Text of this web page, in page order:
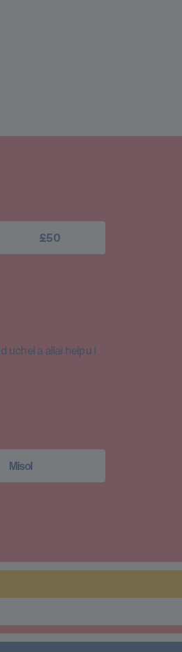
£50
uchel a allai helpu i
Misol